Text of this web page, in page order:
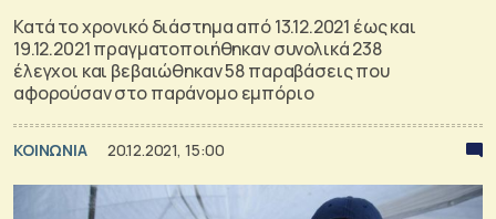
Κατά το χρονικό διάστημα από 13.12.2021 έως και
19.12.2021 πραγματοποιήθηκαν συνολικά 238
έλεγχοι και βεβαιώθηκαν 58 παραβάσεις που
αφορούσαν στο παράνομο εμπόριο
ΚΟΙΝΩΝΙΑ 20.12.2021, 15:00